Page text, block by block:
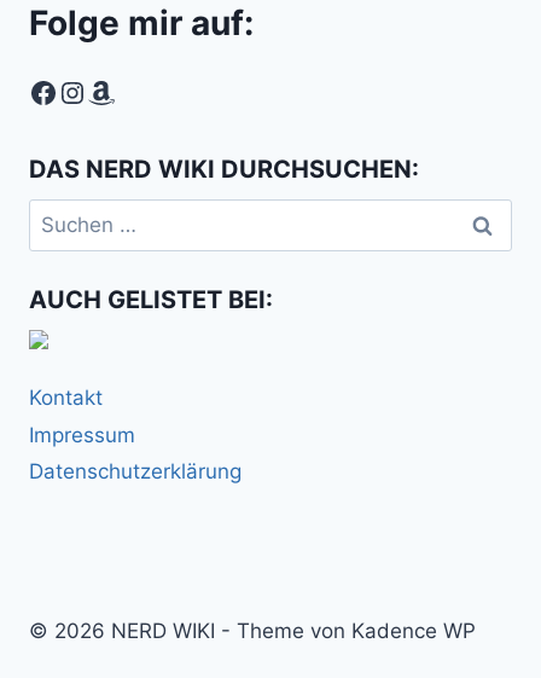
Folge mir auf:
Facebook
Instagram
Amazon
DAS NERD WIKI DURCHSUCHEN:
Suchen
nach:
AUCH GELISTET BEI:
Kontakt
Impressum
Datenschutzerklärung
© 2026 NERD WIKI - Theme von Kadence WP